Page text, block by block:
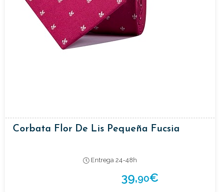
Corbata Flor De Lis Pequeña Fucsia
Entrega 24-48h
39,90€